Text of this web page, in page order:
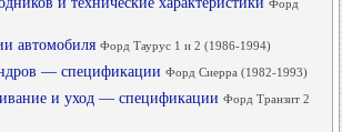
Форд
автомобиля Форд Таурус 1 и 2 (1986-1994)
— спецификации Форд Сиерра (1982-1993)
и уход — спецификации Форд Транзит 2